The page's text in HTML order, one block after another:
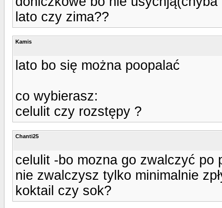
lato czy zima??
Kamis
lato bo się można poopalać
co wybierasz:
celulit czy rozstępy ?
Chanti25
celulit -bo mozna go zwalczyć po
nie zwalczysz tylko minimalnie
koktail czy sok?